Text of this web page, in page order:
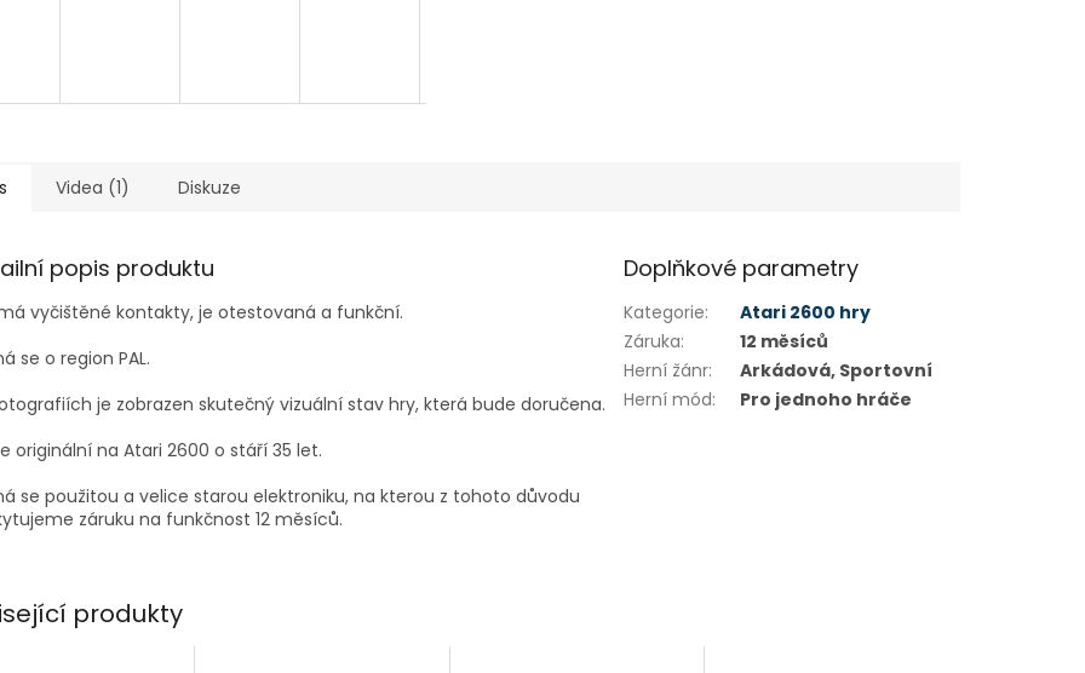
Videa (1) Diskuze
popis produktu
vyčištěné kontakty, je otestovaná a funkční.
se o region PAL.
je zobrazen skutečný vizuální stav hry, která bude doručena.
originální na Atari 2600 o stáří 35 let.
se použitou a velice starou elektroniku, na kterou z tohoto důvodu
záruku na funkčnost 12 měsíců.
Doplňkové parametry
Kategorie:
Atari 2600 hry
Záruka:
12 měsíců
Herní žánr:
Arkádová, Sportovní
Herní mód: Pro jednoho hráče
produkty